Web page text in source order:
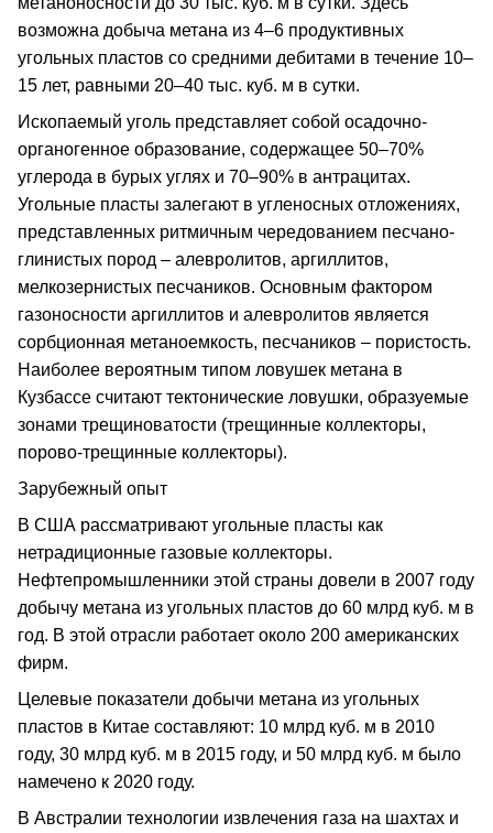
возможна добыча метана из 4–6 продуктивных
угольных пластов со средними дебитами в течение 10–
15 лет, равными 20–40 тыс. куб. м в сутки.
Ископаемый уголь представляет собой осадочно-
органогенное образование, содержащее 50–70%
углерода в бурых углях и 70–90% в антрацитах.
Угольные пласты залегают в угленосных отложениях,
представленных ритмичным чередованием песчано-
глинистых пород – алевролитов, аргиллитов,
мелкозернистых песчаников. Основным фактором
газоносности аргиллитов и алевролитов является
сорбционная метаноемкость, песчаников – пористость.
Наиболее вероятным типом ловушек метана в
Кузбассе считают тектонические ловушки, образуемые
зонами трещиноватости (трещинные коллекторы,
порово-трещинные коллекторы).
Зарубежный опыт
В США рассматривают угольные пласты как
нетрадиционные газовые коллекторы.
Нефтепромышленники этой страны довели в 2007 году
добычу метана из угольных пластов до 60 млрд куб. м в
год. В этой отрасли работает около 200 американских
фирм.
Целевые показатели добычи метана из угольных
пластов в Китае составляют: 10 млрд куб. м в 2010
году, 30 млрд куб. м в 2015 году, и 50 млрд куб. м было
намечено к 2020 году.
В Австралии технологии извлечения газа на шахтах и